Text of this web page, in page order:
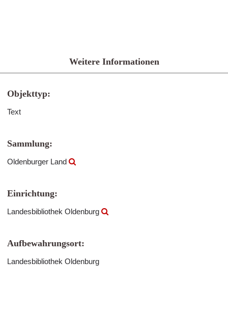
Weitere Informationen
Objekttyp:
Text
Sammlung:
Oldenburger Land
Einrichtung:
Landesbibliothek Oldenburg
Aufbewahrungsort:
Landesbibliothek Oldenburg